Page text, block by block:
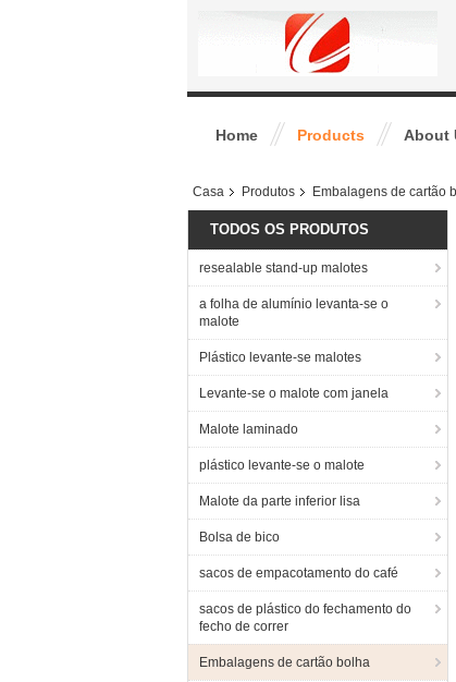
Home Products About
Casa Produtos Embalagens de cartão
TODOS OS PRODUTOS
resealable stand-up malotes
a folha de alumínio levanta-se o
malote
Plástico levante-se malotes
Levante-se o malote com janela
Malote laminado
plástico levante-se o malote
Malote da parte inferior lisa
Bolsa de bico
sacos de empacotamento do café
sacos de plástico do fechamento do
fecho de correr
Embalagens de cartão bolha